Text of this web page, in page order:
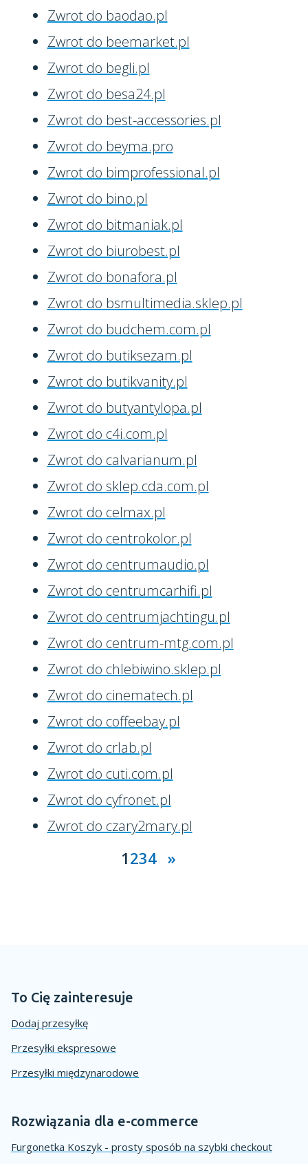
Zwrot do baodao.pl
Zwrot do beemarket.pl
Zwrot do begli.pl
Zwrot do besa24.pl
Zwrot do best-accessories.pl
Zwrot do beyma.pro
Zwrot do bimprofessional.pl
Zwrot do bino.pl
Zwrot do bitmaniak.pl
Zwrot do biurobest.pl
Zwrot do bonafora.pl
Zwrot do bsmultimedia.sklep.pl
Zwrot do budchem.com.pl
Zwrot do butiksezam.pl
Zwrot do butikvanity.pl
Zwrot do butyantylopa.pl
Zwrot do c4i.com.pl
Zwrot do calvarianum.pl
Zwrot do sklep.cda.com.pl
Zwrot do celmax.pl
Zwrot do centrokolor.pl
Zwrot do centrumaudio.pl
Zwrot do centrumcarhifi.pl
Zwrot do centrumjachtingu.pl
Zwrot do centrum-mtg.com.pl
Zwrot do chlebiwino.sklep.pl
Zwrot do cinematech.pl
Zwrot do coffeebay.pl
Zwrot do crlab.pl
Zwrot do cuti.com.pl
Zwrot do cyfronet.pl
Zwrot do czary2mary.pl
1234 »
To Cię zainteresuje
Dodaj przesyłkę
Przesyłki ekspresowe
Przesyłki międzynarodowe
Rozwiązania dla e-commerce
Furgonetka Koszyk - prosty sposób na szybki checkout